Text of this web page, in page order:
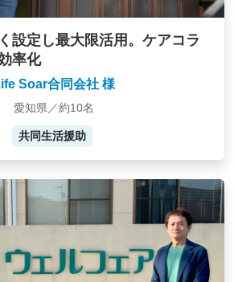
設定し最大限活用。ケアコラ
率化
Soar合同会社 様
愛知県／約10名
共同生活援助